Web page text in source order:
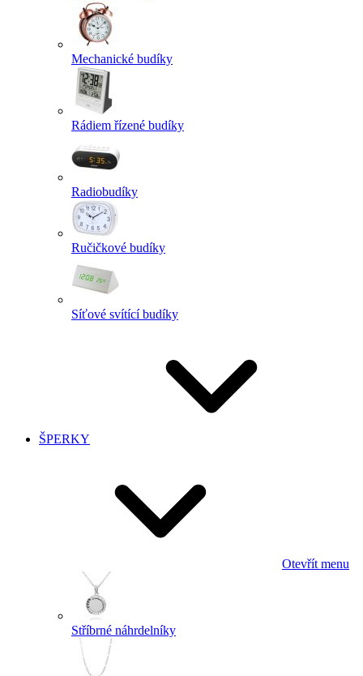
Mechanické budíky
Rádiem řízené budíky
Radiobudíky
Ručičkové budíky
Síťové svítící budíky
ŠPERKY
Otevřít menu
Stříbrné náhrdelníky